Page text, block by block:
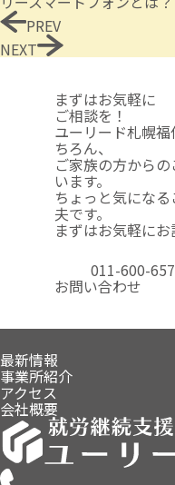
PREV
NEXT
まずはお気軽に
ご相談を！
ユーリード札幌
ちろん、
ご家族の方から
います。
ちょっと気になる
夫です。
まずはお気軽に
011-600-
お問い合わせ
最新情報
事業所紹介
アクセス
会社概要